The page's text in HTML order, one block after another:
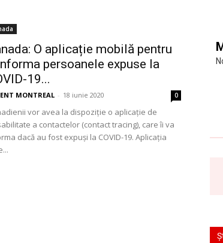
O aplicație mobilă pentru
persoanele expuse la
19...
MONTREAL - 18 iunie 2020 0
vor avea la dispoziție o aplicație de
a contactelor (contact tracing), care îi va
dacă au fost expuși la COVID-19. Aplicația